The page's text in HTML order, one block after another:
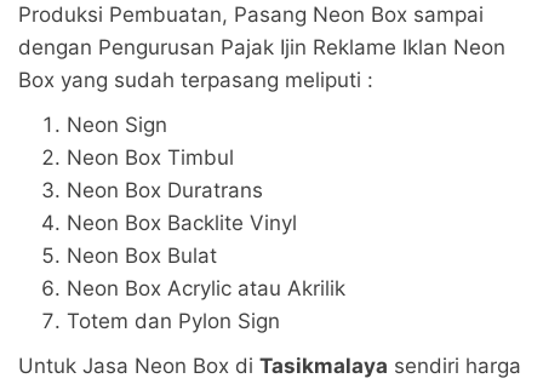
Produksi Pembuatan, Pasang Neon Box sampai
dengan Pengurusan Pajak Ijin Reklame Iklan Neon
Box yang sudah terpasang meliputi :
Neon Sign
Neon Box Timbul
Neon Box Duratrans
Neon Box Backlite Vinyl
Neon Box Bulat
Neon Box Acrylic atau Akrilik
Totem dan Pylon Sign
Untuk Jasa Neon Box di Tasikmalaya sendiri harga